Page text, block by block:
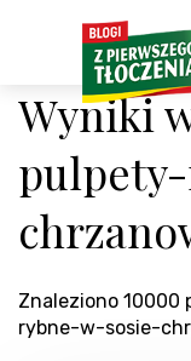
Wyniki
Znaleziono 10000
rybne-w-sosie-